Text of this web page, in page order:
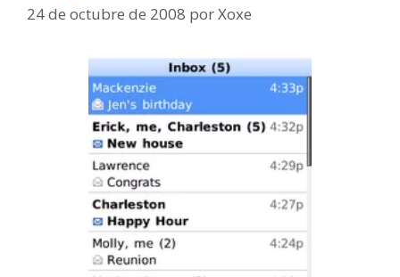
24 de octubre de 2008 porXoxe